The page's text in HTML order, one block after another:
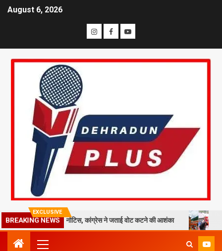
August 6, 2026
EXCLUSIVE
BREAKING NEWS
को नोटिस, कांग्रेस ने जताई वोट कटने की आशंका धराली आपदा